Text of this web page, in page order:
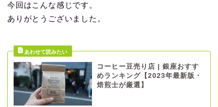
今回はこんな感じです。
ありがとうございました。
コーヒー豆売り店 | 銀座おすす
めランキング【2023年最新版・
焙煎士が厳選】